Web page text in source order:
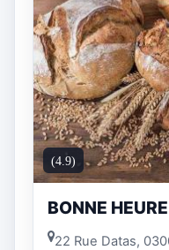
(4.9)
BONNE HEURE
22 Rue Datas,